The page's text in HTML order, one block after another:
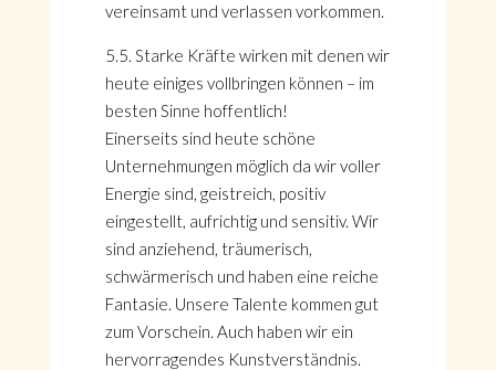
vereinsamt und verlassen vorkommen.
5.5. Starke Kräfte wirken mit denen wir
heute einiges vollbringen können – im
besten Sinne hoffentlich!
Einerseits sind heute schöne
Unternehmungen möglich da wir voller
Energie sind, geistreich, positiv
eingestellt, aufrichtig und sensitiv. Wir
sind anziehend, träumerisch,
schwärmerisch und haben eine reiche
Fantasie. Unsere Talente kommen gut
zum Vorschein. Auch haben wir ein
hervorragendes Kunstverständnis.